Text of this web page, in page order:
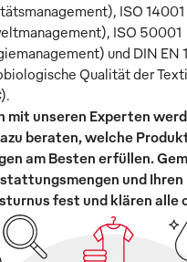
ISO 14001
ISO 50001
und DIN EN
Qualität der
mit unseren Experten
beraten, welche
am Besten erfüllen.
und Ihren
fest und klären alle